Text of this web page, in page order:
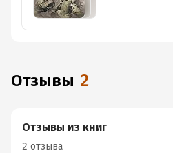
Отзывы 2
Отзывы из книг
2 отзыва